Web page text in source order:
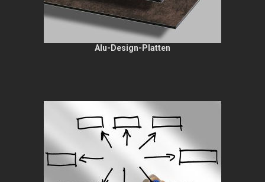
Alu-Design-Platten